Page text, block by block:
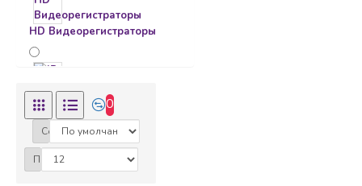
HD Видеорегистраторы
IP Видеокамеры
IP Видеорегистраторы
0
Сортировка:
Показать: